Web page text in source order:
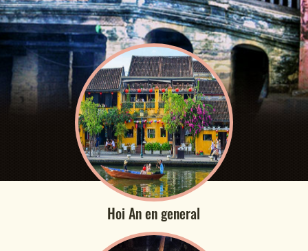
Hoi An en general